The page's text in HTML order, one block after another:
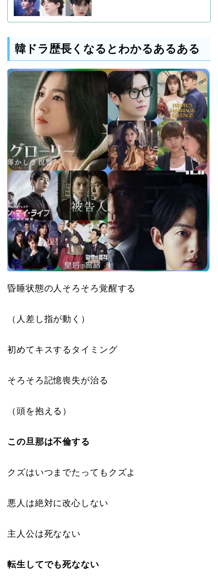
韓ドラ歴長くなるとわかるあるある
昏睡状態の人そろそろ覚醒する
（人差し指が動く）
初めてキスするタイミング
そろそろ記憶喪失が治る
（頭を抱える）
この旦那は不倫する
クズはいつまでたってもクズよ
悪人は絶対に改心しない
主人公は死なない
転生してでも死なない